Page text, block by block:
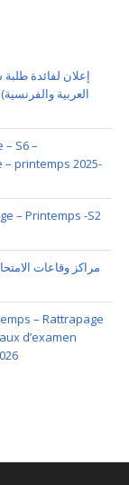
إعلان لفائدة
العربية
– S6 –
printemps 2025-
– Printemps -S2
مراكز وقاعات
– Rattrapage
d’examen